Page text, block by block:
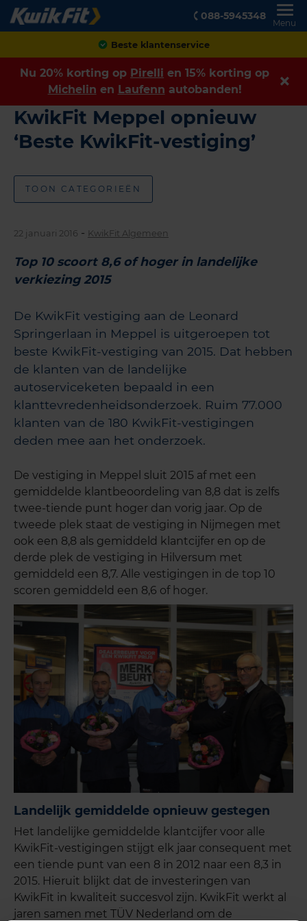
088-5945348
Menu
Beste klantenservice
Nu 20% korting op Pirelli en 15% korting op
Michelin en Laufenn autobanden!
KwikFit Meppel opnieuw
‘Beste KwikFit-vestiging’
TOON CATEGORIEËN
22 januari 2016 - KwikFit Algemeen
Top 10 scoort 8,6 of hoger in landelijke
verkiezing 2015
De KwikFit vestiging aan de Leonard
Springerlaan in Meppel is uitgeroepen tot
beste KwikFit-vestiging van 2015. Dat hebben
de klanten van de landelijke
autoserviceketen bepaald in een
klanttevredenheidsonderzoek. Ruim 77.000
klanten van de 180 KwikFit-vestigingen
deden mee aan het onderzoek.
De vestiging in Meppel sluit 2015 af met een
gemiddelde klantbeoordeling van 8,8 dat is zelfs
twee-tiende punt hoger dan vorig jaar. Op de
tweede plek staat de vestiging in Nijmegen met
ook een 8,8 als gemiddeld klantcijfer en op de
derde plek de vestiging in Hilversum met
gemiddeld een 8,7. Alle vestigingen in de top 10
scoren gemiddeld een 8,6 of hoger.
Landelijk gemiddelde opnieuw gestegen
Het landelijke gemiddelde klantcijfer voor alle
KwikFit-vestigingen stijgt elk jaar consequent met
een tiende punt van een 8 in 2012 naar een 8,3 in
2015. Hieruit blijkt dat de investeringen van
KwikFit in kwaliteit succesvol zijn. KwikFit werkt al
jaren samen met TÜV Nederland om de